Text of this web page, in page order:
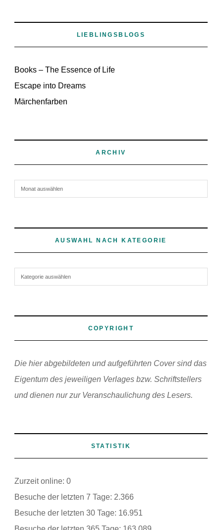
LIEBLINGSBLOGS
Books – The Essence of Life
Escape into Dreams
Märchenfarben
ARCHIV
AUSWAHL NACH KATEGORIE
COPYRIGHT
Die hier abgebildeten und aufgeführten Cover sind das
Eigentum des jeweiligen Verlages bzw. Schriftstellers
und dienen nur zur Veranschaulichung des Lesers.
STATISTIK
Zurzeit online: 0
Besuche der letzten 7 Tage: 2.366
Besuche der letzten 30 Tage: 16.951